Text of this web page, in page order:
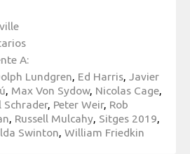
A:
Lundgren, Ed Harris, Javier
, Max Von Sydow, Nicolas Cage,
Schrader, Peter Weir, Rob
, Russell Mulcahy, Sitges 2019,
Swinton, William Friedkin